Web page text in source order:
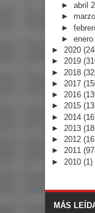
► abril
►
►
► enero
► 2020
► 2019
► 2018
► 2017
► 2016
► 2015
► 2014
► 2013
► 2012
► 2011
► 2010 (1)
MÁS